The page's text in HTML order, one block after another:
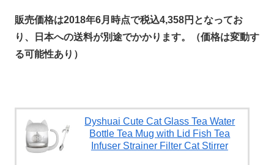
販売価格は2018年6月時点で税込4,358円となってお
り、日本への送料が別途でかかります。（価格は変動す
る可能性あり）
Dyshuai Cute Cat Glass Tea Water
Bottle Tea Mug with Lid Fish Tea
Infuser Strainer Filter Cat Stirrer